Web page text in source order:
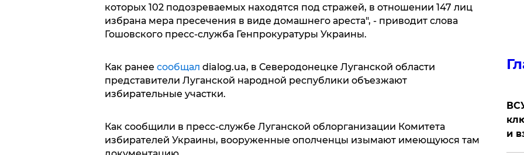
которых 102 подозреваемых находятся под стражей, в отношении 147 лиц
избрана мера пресечения в виде домашнего ареста", - приводит слова
Гошовского пресс-служба Генпрокуратуры Украины.
Как ранее сообщал dialog.ua, в Северодонецке Луганской области
представители Луганской народной республики объезжают
избирательные участки.
Как сообщили в пресс-службе Луганской облорганизации Комитета
избирателей Украины, вооруженные ополченцы изымают имеющуюся там
и